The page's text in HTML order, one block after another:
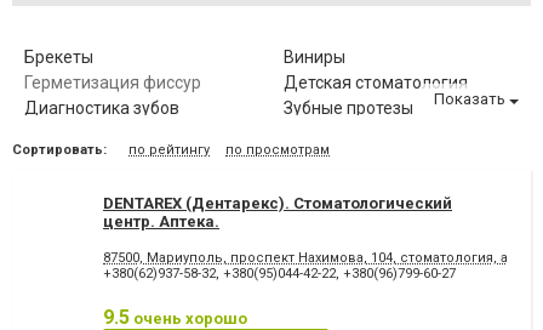
Брекеты
Виниры
Герметизация фиссур
Детская стоматология
Диагностика зубов
Зубные протезы
Клиновидный дефект зубов
Компьютерная томография
Коронка безметалловая
Коронка
цельнокерамическая
Лазерное отбеливание
стоматологии
Показать
Сортировать: по рейтингу по просмотрам
DENTAREX (Дентарекс). Cтоматологический
центр. Аптeкa.
87500, Мариуполь, проспект Нахимова, 104, стоматология,
+380(62)937-58-32, +380(95)044-42-22, +380(96)799-60-27
9.5 очень хорошо